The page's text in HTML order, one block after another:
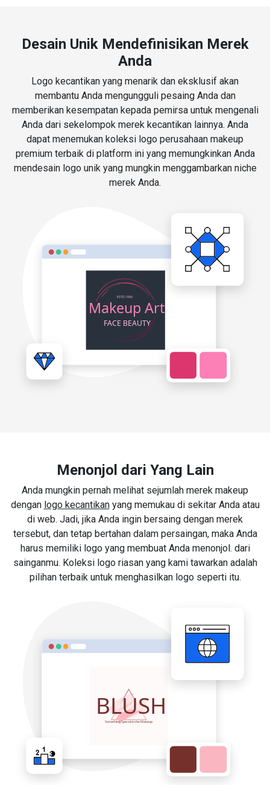
Desain Unik Mendefinisikan Merek
Anda
Logo kecantikan yang menarik dan eksklusif akan
membantu Anda mengungguli pesaing Anda dan
memberikan kesempatan kepada pemirsa untuk mengenali
Anda dari sekelompok merek kecantikan lainnya. Anda
dapat menemukan koleksi logo perusahaan makeup
premium terbaik di platform ini yang memungkinkan Anda
mendesain logo unik yang mungkin menggambarkan niche
merek Anda.
Menonjol dari Yang Lain
Anda mungkin pernah melihat sejumlah merek makeup
dengan logo kecantikanyang memukau di sekitar Anda atau
di web. Jadi, jika Anda ingin bersaing dengan merek
tersebut, dan tetap bertahan dalam persaingan, maka Anda
harus memiliki logo yang membuat Anda menonjol. dari
sainganmu. Koleksi logo riasan yang kami tawarkan adalah
pilihan terbaik untuk menghasilkan logo seperti itu.